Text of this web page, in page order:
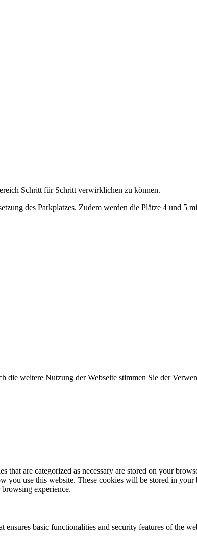
Schritt für Schritt verwirklichen zu können.
des Parkplatzes. Zudem werden die Plätze 4 und 5
weitere Nutzung der Webseite stimmen Sie der
are categorized as necessary are stored on your
you use this website. These cookies will be stored in
experience.
basic functionalities and security features of the